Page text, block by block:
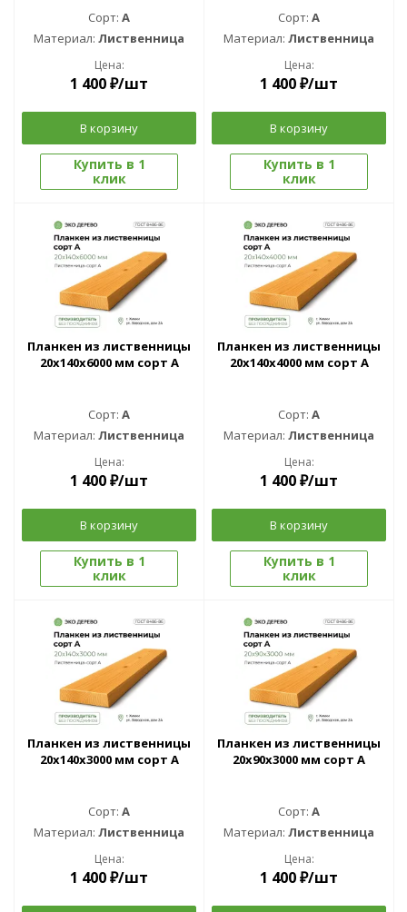
Сорт: A
Материал: Лиственница
Цена:
1 400₽/шт
В корзину
Купить в 1
клик
Сорт: A
Материал: Лиственница
Цена:
1 400₽/шт
В корзину
Купить в 1
клик
Планкен из лиственницы
20x140x6000 мм сорт A
Сорт: A
Материал: Лиственница
Цена:
1 400₽/шт
В корзину
Купить в 1
клик
Планкен из лиственницы
20x140x4000 мм сорт A
Сорт: A
Материал: Лиственница
Цена:
1 400₽/шт
В корзину
Купить в 1
клик
Планкен из лиственницы
20x140x3000 мм сорт A
Сорт: A
Материал: Лиственница
Цена:
1 400₽/шт
Планкен из лиственницы
20x90x3000 мм сорт A
Сорт: A
Материал: Лиственница
Цена:
1 400₽/шт